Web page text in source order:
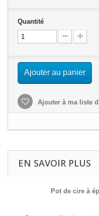
Quantité
Ajouter au panier
Ajouter à ma liste
EN SAVOIR PLUS
Pot de cire à